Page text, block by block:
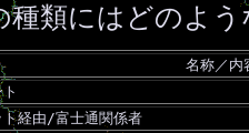
類にはどのよう
名称／内
ト経由/富士通関係者